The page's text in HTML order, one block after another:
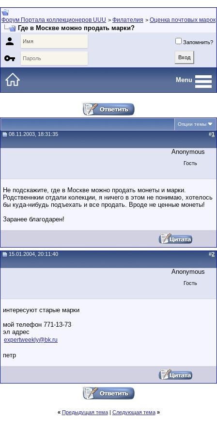
Форум Портала коллекционеров UUU > Филателия > Оценка почтовых марок
Где в Москве можно продать марки?
 Запомнить?

Menu
Опции темы
08.11.2003, 18:31:35 #1
Anonymous
Гость
Не подскажите, где в Москве можно продать монеты и марки.
Родственнкии отдали колекции, я ничего в этом не понимаю, хотелось
бы куда-нибудь подъехать и все продать. Вроде не ценные монеты!
Заранее благодарен!
15.01.2004, 20:11:40 #2
Anonymous
Гость
интересуют старые марки
мой телефон 771-13-73
эл адрес
expertweekly@bk.ru
петр
« Предыдущая тема| Следующая тема »